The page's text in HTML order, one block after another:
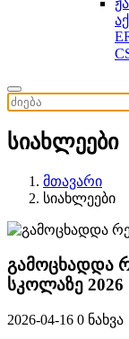
სიახლეები
მთავარი
სიახლეები
გამოცხადდა
სკოლაზე 2026
2026-04-16 0 ნახვა